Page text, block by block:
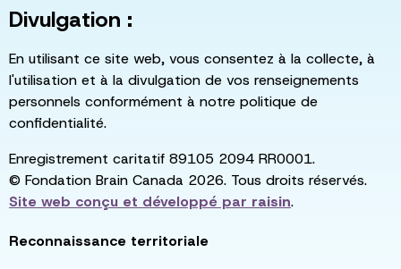
Divulgation :
En utilisant ce site web, vous consentez à la collecte, à
l'utilisation et à la divulgation de vos renseignements
personnels conformément à notre politique de
confidentialité.
Enregistrement caritatif 89105 2094 RR0001.
© Fondation Brain Canada 2026. Tous droits réservés.
Site web conçu et développé par raisin.
Reconnaissance territoriale